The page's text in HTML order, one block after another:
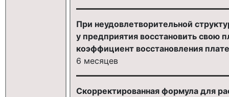
При неудовлетворительной
у предприятия восстановить свою
коэффициент восстановления
6 месяцев
Скорректированная формула для